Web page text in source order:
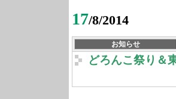
17/8/2014
お知らせ
どろんこ祭り＆